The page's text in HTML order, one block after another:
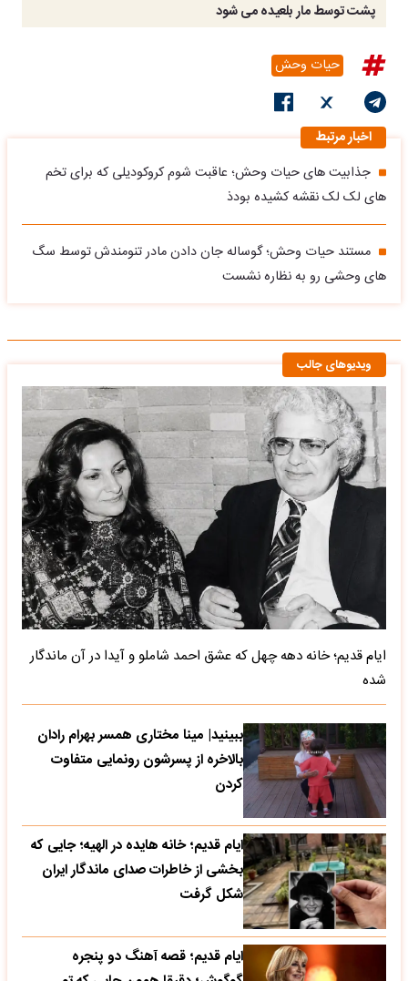
پشت توسط مار بلعیده می شود
حیات وحش
اخبار مرتبط
جذابیت های حیات وحش؛ عاقبت شوم کروکودیلی که برای تخم
های لک لک نقشه کشیده بودذ
مستند حیات وحش؛ گوساله جان دادن مادر تنومندش توسط سگ
های وحشی رو به نظاره نشست
ویدیوهای جالب
ایام قدیم؛ خانه دهه چهل که عشق احمد شاملو و آیدا در آن ماندگار
شده
ببینید| مینا مختاری همسر بهرام رادان
بالاخره از پسرشون رونمایی متفاوت
کردن
ایام قدیم؛ خانه هایده در الهیه؛ جایی که
بخشی از خاطرات صدای ماندگار ایران
شکل گرفت
ایام قدیم؛ قصه آهنگ دو پنجره